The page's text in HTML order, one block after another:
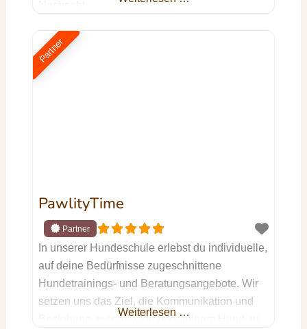
Partner
PawlityTime
In unserer Hundeschule erlebst du individuelle,
auf deine Bedürfnisse zugeschnittene
Hundetrainings- und Beratungsangebote. Wir
setzen uns das Ziel, die Kommunikation und
Beziehung zwischen dir und deinem Hund zu
Weiterlesen …